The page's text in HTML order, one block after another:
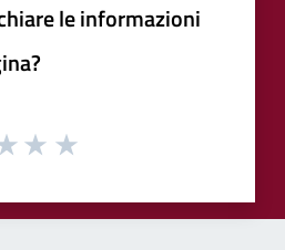
le informazioni